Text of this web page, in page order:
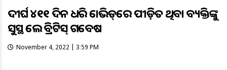
ଦୀର୍ଘ ୪୧୧ ଦିନ ଧରି କୋଭିଡ୍‌ରେ ପୀଡ଼ିତ ଥିବା ବ୍ୟକ୍ତିଙ୍କୁ
ସୁସ୍ଥ କଲେ ବ୍ରିଟିସ୍‌ ଗବେଷକ
November 4, 2022 | 3:59 PM